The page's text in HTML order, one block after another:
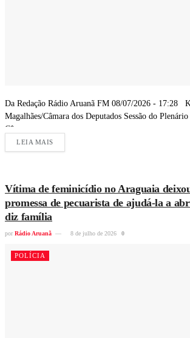
Da Redação Rádio Aruanã FM 08/07/2026 - 17:28
Magalhães/Câmara dos Deputados Sessão do
Câmara...
LEIA MAIS
Vítima de feminicídio no Araguaia
promessa de pecuarista de ajudá-la a
diz família
por Rádio Aruanã 8 de julho de 2026 0
POLÍCIA